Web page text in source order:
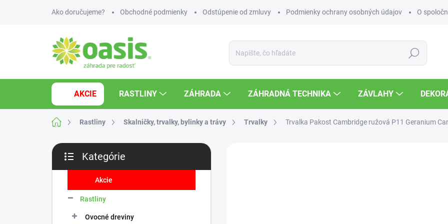
Ako doručujeme? Obchodné podmienky Odstúpenie od zmluvy Podmienky ochrany osobných údajov O
Hľadať
AKCIE RASTLINY ZÁHRADA ZÁHRADNÁ TECHNIKA ZÁVLAHY
DomovRastliny Skalničky, trvalky, bylinky a trávy Trvalky Trvalka Pakost Cambridge ružová P11 Geranium
B
č
kategórie
Kategórie
Akcie
Rastliny
Ovocné dreviny